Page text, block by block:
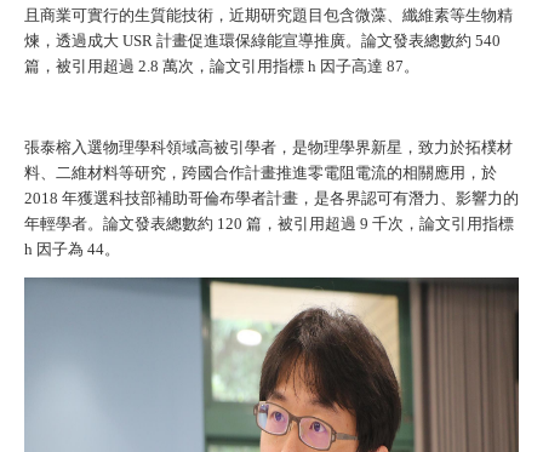
且商業可實行的生質能技術，近期研究題目包含微藻、纖維素等生物精
煉，透過成大 USR 計畫促進環保綠能宣導推廣。論文發表總數約 540
篇，被引用超過 2.8 萬次，論文引用指標 h 因子高達 87。
張泰榕入選物理學科領域高被引學者，是物理學界新星，致力於拓樸材
料、二維材料等研究，跨國合作計畫推進零電阻電流的相關應用，於
2018 年獲選科技部補助哥倫布學者計畫，是各界認可有潛力、影響力的
年輕學者。論文發表總數約 120 篇，被引用超過 9 千次，論文引用指標
h 因子為 44。